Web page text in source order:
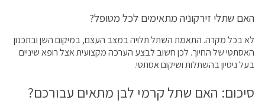
האם שתלי זירקוניה מתאימים לכל מטופל?
לא בכל מקרה. התאמת השתל תלויה במצב העצם, במיקום השן ובתכנון
האסתטי של החיוך. לכן חשוב לבצע הערכה מקצועית אצל רופא שיניים
בעל ניסיון בהשתלות ושיקום אסתטי.
סיכום: האם שתל קרמי לבן מתאים עבורכם?